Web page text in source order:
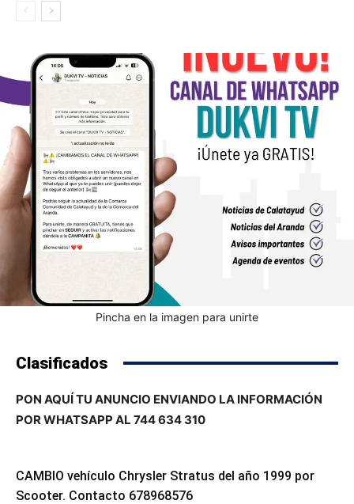
Pincha en la imagen para unirte
Clasificados
PON AQUÍ TU ANUNCIO ENVIANDO LA INFORMACIÓN
POR WHATSAPP AL 744 634 310
CAMBIO vehículo Chrysler Stratus del año 1999 por
Scooter. Contacto 678968576